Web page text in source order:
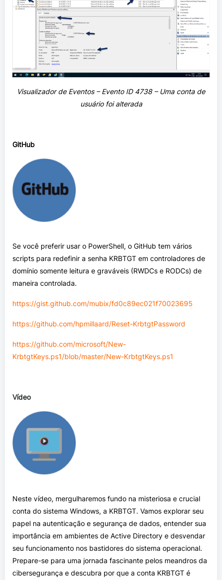
Visualizador de Eventos –Evento ID 4738 – Uma conta de
usuário foi alterada
GitHub
Se você preferir usar o PowerShell, o GitHub tem vários
scripts para redefinir a senha KRBTGT em controladores de
domínio somente leitura e graváveis (RWDCs e RODCs) de
maneira controlada.
https://gist.github.com/mubix/fd0c89ec021f70023695
https://github.com/hpmillaard/Reset-KrbtgtPassword
https://github.com/microsoft/New-
KrbtgtKeys.ps1/blob/master/New-KrbtgtKeys.ps1
Vídeo
Neste vídeo, mergulharemos fundo na misteriosa e crucial
conta do sistema Windows, a KRBTGT. Vamos explorar seu
papel na autenticação e segurança de dados, entender sua
importância em ambientes de Active Directory e desvendar
seu funcionamento nos bastidores do sistema operacional.
Prepare-se para uma jornada fascinante pelos meandros da
cibersegurança e descubra por que a conta KRBTGT é